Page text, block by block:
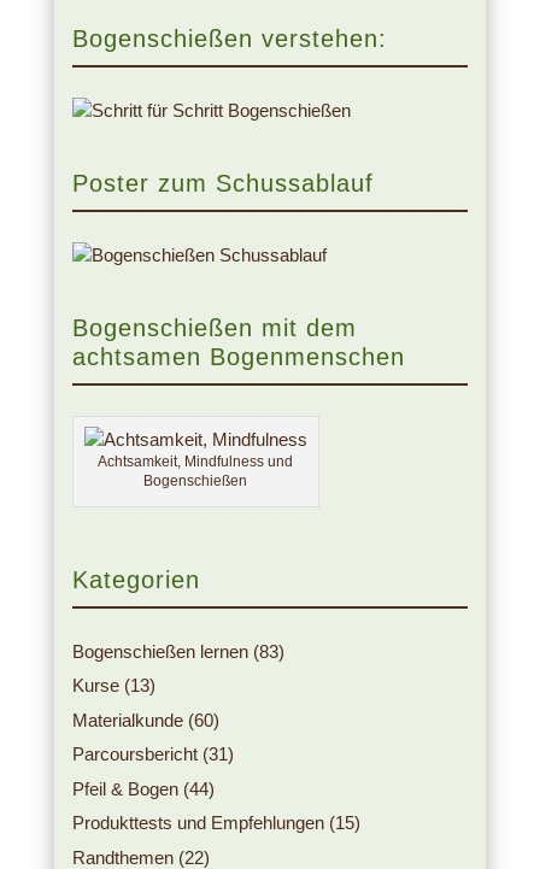
Bogenschießen verstehen:
Poster zum Schussablauf
Bogenschießen mit dem
achtsamen Bogenmenschen
Achtsamkeit, Mindfulness und
Bogenschießen
Kategorien
Bogenschießen lernen(83)
Kurse(13)
Materialkunde(60)
Parcoursbericht(31)
Pfeil & Bogen(44)
Produkttests und Empfehlungen(15)
Randthemen(22)